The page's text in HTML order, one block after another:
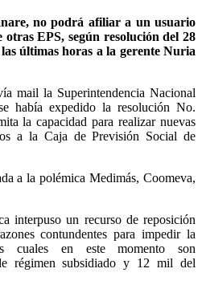
no podrá afiliar a un usuario
EPS, según resolución del 28
últimas horas a la gerente Nuria
mail la Superintendencia Nacional
había expedido la resolución No.
la capacidad para realizar nuevas
a la Caja de Previsión Social de
a la polémica Medimás, Coomeva,
interpuso un recurso de reposición
contundentes para impedir la
cuales en este momento son
régimen subsidiado y 12 mil del